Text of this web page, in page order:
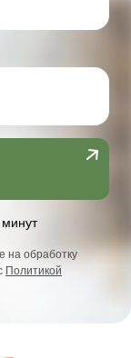
на обработку
Политикой